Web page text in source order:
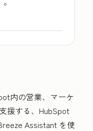
内の営業、マーケ
援する、HubSpot
Assistant を使